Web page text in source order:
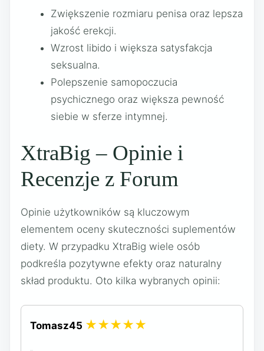
Zwiększenie rozmiaru penisa oraz lepsza
jakość erekcji.
Wzrost libido i większa satysfakcja
seksualna.
Polepszenie samopoczucia
psychicznego oraz większa pewność
siebie w sferze intymnej.
XtraBig – Opinie i
Recenzje z Forum
Opinie użytkowników są kluczowym
elementem oceny skuteczności suplementów
diety. W przypadku XtraBig wiele osób
podkreśla pozytywne efekty oraz naturalny
skład produktu. Oto kilka wybranych opinii:
Tomasz45 ★★★★★